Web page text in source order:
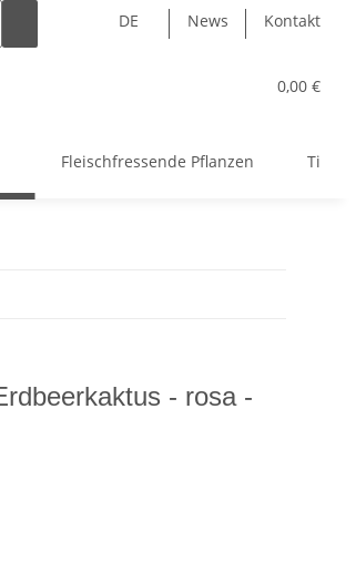
DE News Kontakt
0,00 €
Fleischfressende Pflanzen
- rosa -